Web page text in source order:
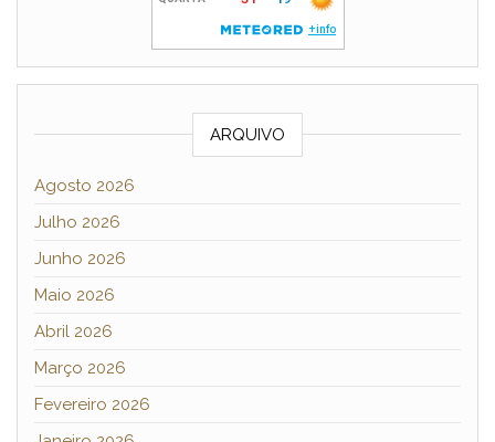
ARQUIVO
Agosto 2026
Julho 2026
Junho 2026
Maio 2026
Abril 2026
Março 2026
Fevereiro 2026